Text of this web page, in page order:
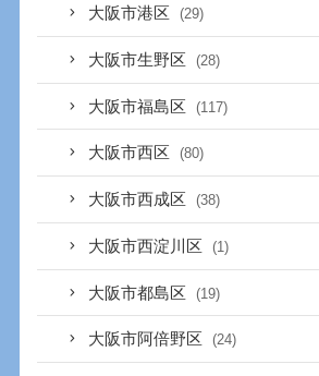
大阪市港区 (29)
大阪市生野区 (28)
大阪市福島区 (117)
大阪市西区 (80)
大阪市西成区 (38)
大阪市西淀川区 (1)
大阪市都島区 (19)
大阪市阿倍野区 (24)